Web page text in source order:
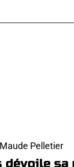
Pelletier
dévoile sa